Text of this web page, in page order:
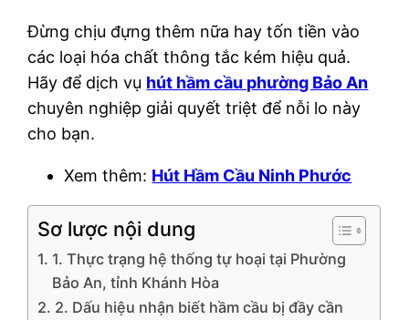
Đừng chịu đựng thêm nữa hay tốn tiền vào
các loại hóa chất thông tắc kém hiệu quả.
Hãy để dịch vụ hút hầm cầu phường Bảo An
chuyên nghiệp giải quyết triệt để nỗi lo này
cho bạn.
Xem thêm: Hút Hầm Cầu Ninh Phước
Sơ lược nội dung
1. Thực trạng hệ thống tự hoại tại Phường
Bảo An, tỉnh Khánh Hòa
2. Dấu hiệu nhận biết hầm cầu bị đầy cần